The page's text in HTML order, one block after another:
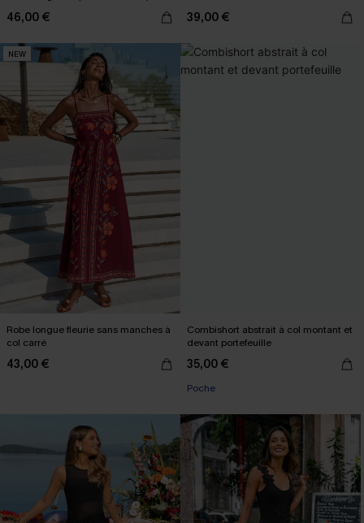
46,00 € 39,00 €
NEW
Robe longue fleurie sans manches à
col carré
43,00 €
Combishort abstrait à col montant et
devant portefeuille
35,00 €
Poche